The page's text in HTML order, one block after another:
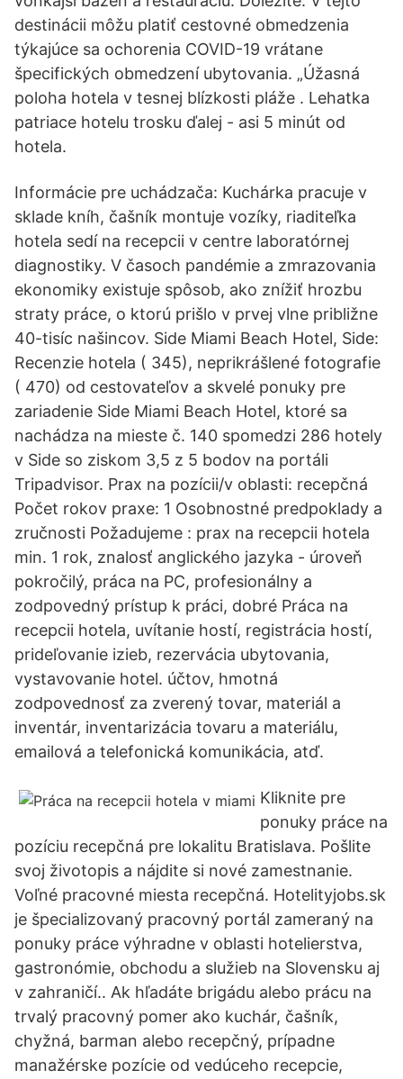
destinácii môžu platiť cestovné obmedzenia
týkajúce sa ochorenia COVID-19 vrátane
špecifických obmedzení ubytovania. „Úžasná
poloha hotela v tesnej blízkosti pláže . Lehatka
patriace hotelu trosku ďalej - asi 5 minút od
hotela.
Informácie pre uchádzača: Kuchárka pracuje v
sklade kníh, čašník montuje vozíky, riaditeľka
hotela sedí na recepcii v centre laboratórnej
diagnostiky. V časoch pandémie a zmrazovania
ekonomiky existuje spôsob, ako znížiť hrozbu
straty práce, o ktorú prišlo v prvej vlne približne
40-tisíc našincov. Side Miami Beach Hotel, Side:
Recenzie hotela ( 345), neprikrášlené fotografie
( 470) od cestovateľov a skvelé ponuky pre
zariadenie Side Miami Beach Hotel, ktoré sa
nachádza na mieste č. 140 spomedzi 286 hotely
v Side so ziskom 3,5 z 5 bodov na portáli
Tripadvisor. Prax na pozícii/v oblasti: recepčná
Počet rokov praxe: 1 Osobnostné predpoklady a
zručnosti Požadujeme : prax na recepcii hotela
min. 1 rok, znalosť anglického jazyka - úroveň
pokročilý, práca na PC, profesionálny a
zodpovedný prístup k práci, dobré Práca na
recepcii hotela, uvítanie hostí, registrácia hostí,
prideľovanie izieb, rezervácia ubytovania,
vystavovanie hotel. účtov, hmotná
zodpovednosť za zverený tovar, materiál a
inventár, inventarizácia tovaru a materiálu,
emailová a telefonická komunikácia, atď.
Kliknite pre
ponuky práce na
pozíciu recepčná pre lokalitu Bratislava. Pošlite
svoj životopis a nájdite si nové zamestnanie.
Voľné pracovné miesta recepčná. Hotelityjobs.sk
je špecializovaný pracovný portál zameraný na
ponuky práce výhradne v oblasti hotelierstva,
gastronómie, obchodu a služieb na Slovensku aj
v zahraničí.. Ak hľadáte brigádu alebo prácu na
trvalý pracovný pomer ako kuchár, čašník,
chyžná, barman alebo recepčný, prípadne
manažérske pozície od vedúceho recepcie,